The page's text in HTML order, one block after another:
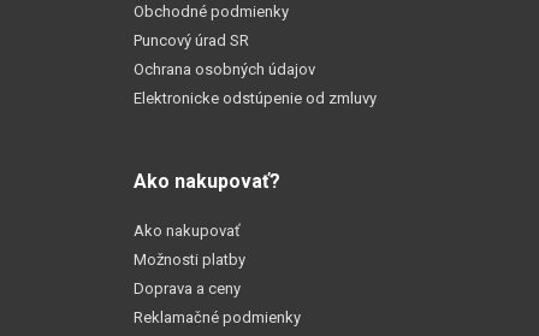
Obchodné podmienky
Puncový úrad SR
Ochrana osobných údajov
Elektronicke odstúpenie od zmluvy
Ako nakupovať?
Ako nakupovať
Možnosti platby
Doprava a ceny
Reklamačné podmienky